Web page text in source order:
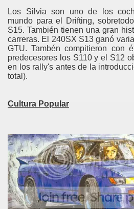
Los Silvia son uno de los
mundo para el Drifting,
S15. También tienen una gran
carreras. El 240SX S13 ganó
GTU. Tambén compitieron con
predecesores los S110 y el S12
en los rally's antes de la
total).
Cultura Popular